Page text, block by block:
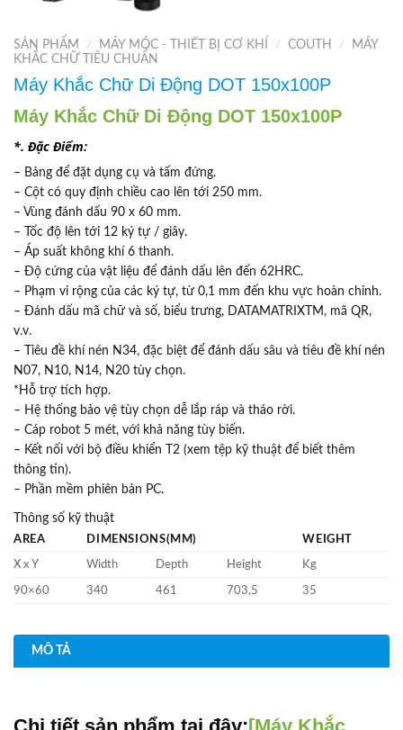
SẢN PHẨM / MÁY MÓC - THIẾT BỊ CƠ KHÍ / COUTH /
MÁY
KHẮC CHỮ TIÊU CHUẨN
Máy Khắc Chữ Di Động DOT 150x100P
Máy Khắc Chữ Di Động DOT 150x100P
*. Đặc Điểm:
– Bảng để đặt dụng cụ và tấm đứng.
– Cột có quy định chiều cao lên tới 250 mm.
– Vùng đánh dấu 90 x 60 mm.
– Tốc độ lên tới 12 ký tự / giây.
– Áp suất không khí 6 thanh.
– Độ cứng của vật liệu để đánh dấu lên đến 62HRC.
– Phạm vi rộng của các ký tự, từ 0,1 mm đến khu vực hoàn chỉnh.
– Đánh dấu mã chữ và số, biểu trưng, DATAMATRIXTM, mã QR,
v.v.
– Tiêu đề khí nén N34, đặc biệt để đánh dấu sâu và tiêu đề khí nén
N07, N10, N14, N20 tùy chọn.
*Hỗ trợ tích hợp.
– Hệ thống bảo vệ tùy chọn dễ lắp ráp và tháo rời.
– Cáp robot 5 mét, với khả năng tùy biến.
– Kết nối với bộ điều khiển T2 (xem tệp kỹ thuật để biết thêm
thông tin).
– Phần mềm phiên bản PC.
Thông số kỹ thuật
AREA DIMENSIONS(MM) WEIGHT
X x Y Width Depth Height Kg
90×60 340 461 703,5 35
MÔ TẢ